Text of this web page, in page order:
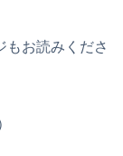
もお読みくださ